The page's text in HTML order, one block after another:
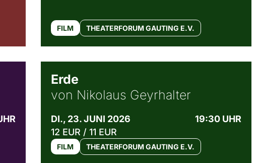
FILM THEATERFORUM GAUTING E.V.
Erde
von Nikolaus Geyrhalter
DI., 23. JUNI 2026
19:30 UHR
12 EUR / 11 EUR
FILM THEATERFORUM GAUTING E.V.